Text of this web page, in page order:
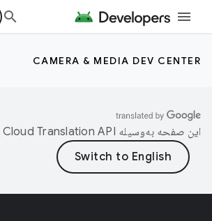
CAMERA & MEDIA DEV CENTER
این صفحه به‌وسیله